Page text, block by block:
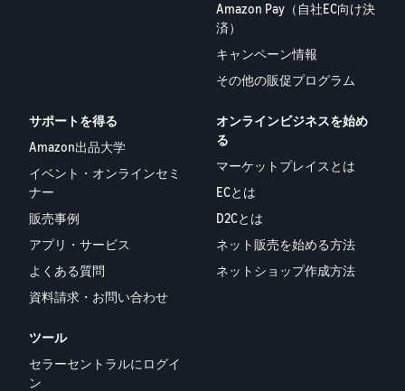
Amazon Pay（自社EC向け決
済）
キャンペーン情報
その他の販促プログラム
サポートを得る
Amazon出品大学
イベント・オンラインセミ
ナー
販売事例
アプリ・サービス
よくある質問
資料請求・お問い合わせ
オンラインビジネスを始め
る
マーケットプレイスとは
ECとは
D2Cとは
ネット販売を始める方法
ネットショップ作成方法
ツール
セラーセントラルにログイ
ン